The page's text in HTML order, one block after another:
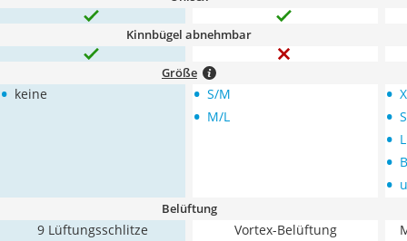
Kinnbügel abnehmbar
Größe
• keine • S/M
• M/L
•
•
•
•
•
Belüftung
9 Lüftungsschlitze Vortex-Belüftung